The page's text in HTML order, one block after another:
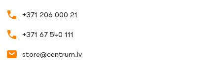
+371 206 000 21
+371 67 540 111
store@centrum.lv